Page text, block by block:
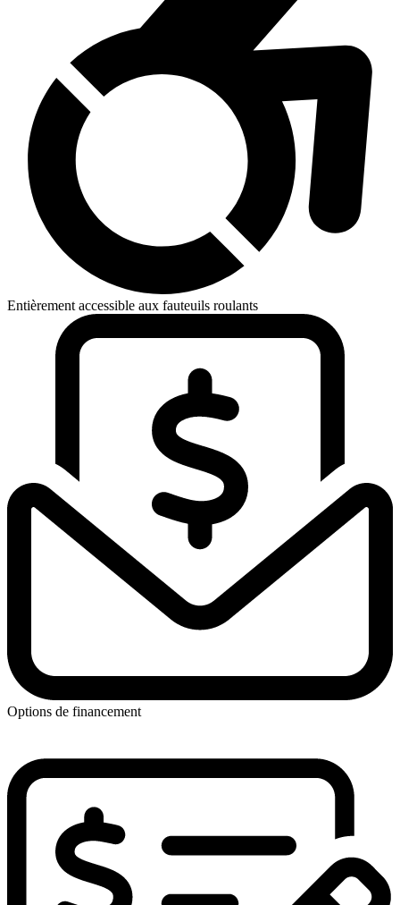
Entièrement accessible aux fauteuils roulants
Options de financement